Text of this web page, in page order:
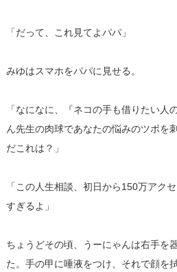
「だって、これ見てよパパ」
みゆはスマホをパパに見せる。
「なになに、『ネコの手も借りたい人
ん先生の肉球であなたの悩みのツボ
だこれは？」
「この人生相談、初日から150万アク
すぎるよ」
ちょうどその頃、うーにゃんは右手を
た。手の甲に唾液をつけ、それで顔を